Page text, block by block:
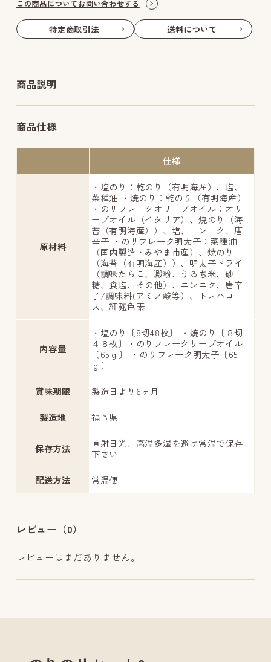
この商品についてお問い合わせする
特定商取引法 送料について
商品説明
商品仕様
仕様
原材料
・塩のり：乾のり（有明海産）、塩、
菜種油 ・焼のり：乾のり（有明海産）
・のリフレークオリーブオイル：オリ
ーブオイル（イタリア）、焼のり（海
苔（有明海産））、塩、ニンニク、唐
辛子 ・のリフレーク明太子：菜種油
（国内製造・みやま市産）、焼のり
（海苔（有明海産））、明太子ドライ
（調味たらこ、澱粉、うるち米、砂
糖、食塩、その他）、ニンニク、唐辛
子/調味料(アミノ酸等）、トレハロー
ス、紅麹色素
内容量
・塩のり〔8切48枚〕 ・焼のり〔８切
４８枚〕・のりフレークリーブオイル
〔65ｇ〕 ・のりフレーク明太子〔65
ｇ〕
賞味期限 製造日より6ヶ月
製造地 福岡県
保存方法
直射日光、高温多湿を避け常温で保存
下さい
配送方法 常温便
レビュー（0）
レビューはまだありません。